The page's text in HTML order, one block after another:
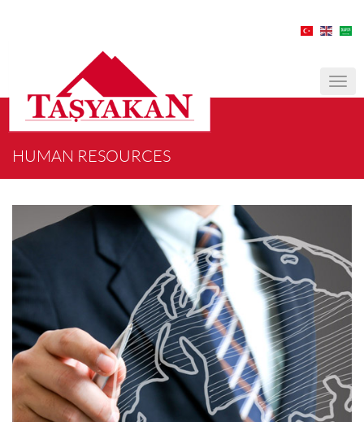
HUMAN RESOURCES